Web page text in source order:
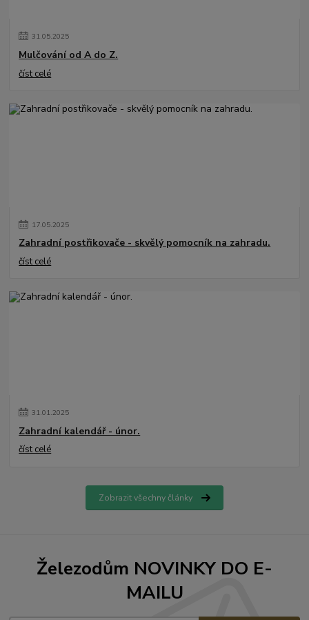
31.05.2025
Mulčování od A do Z.
číst celé
17.05.2025
Zahradní postřikovače - skvělý pomocník na zahradu.
číst celé
31.01.2025
Zahradní kalendář - únor.
číst celé
Zobrazit všechny články
Železodům NOVINKY DO E-
MAILU